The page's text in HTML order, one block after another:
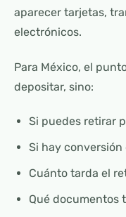
aparecer tarjetas,
electrónicos.
Para México, el
depositar, sino:
Si puedes retirar
Si hay conversión
Cuánto tarda el
Qué documentos